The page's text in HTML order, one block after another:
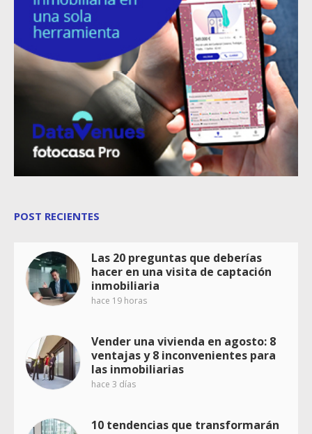
POST RECIENTES
Las 20 preguntas que deberías
hacer en una visita de captación
inmobiliaria
hace 19 horas
Vender una vivienda en agosto: 8
ventajas y 8 inconvenientes para
las inmobiliarias
hace 3 días
10 tendencias que transformarán